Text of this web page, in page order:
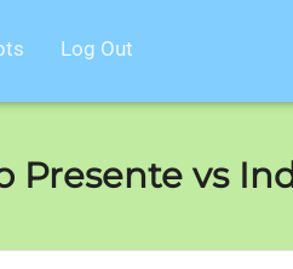
Log Out
Presente vs